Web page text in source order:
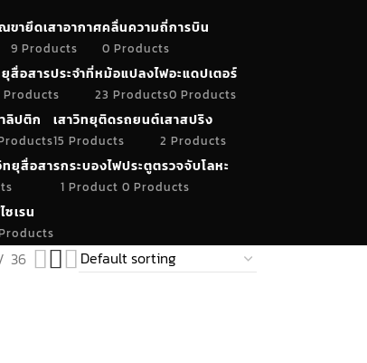
ขายึดเสาอากาศ
9 Products
คลื่นความถี่การบิน
0 Products
สื่อสารประจำที่
Products
หม้อแปลงไฟ
23 Products
อะแดปเตอร์
0 Products
ลิปติก เสาวิทยุติดรถยนต์
15 Products
เสาสปริง
2 Products
ยุสื่อสารกระบองไฟ
1 Product
ประตูตรวจจับโลหะ
0 Products
ซเรน
36